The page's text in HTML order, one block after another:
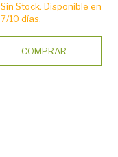
Sin Stock. Disponible en
7/10 días.
COMPRAR